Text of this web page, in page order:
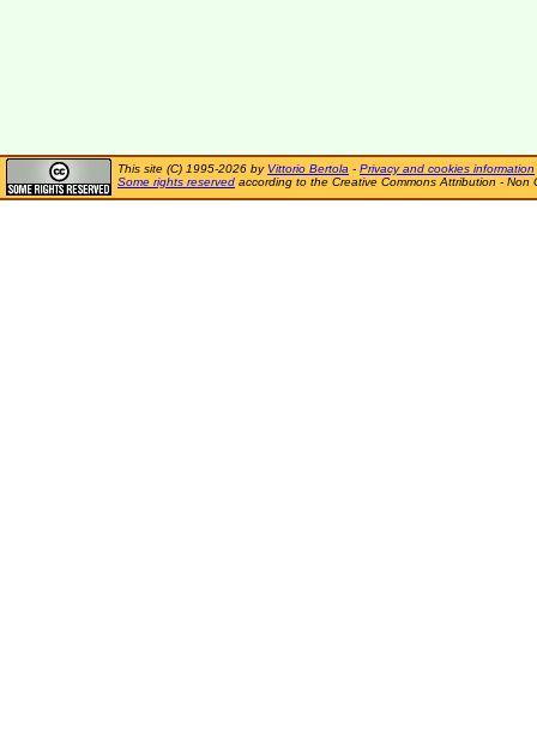
This site (C) 1995-2026 by Vittorio Bertola - Privacy and cookies information
Some rights reserved according to the Creative Commons Attribution - Non